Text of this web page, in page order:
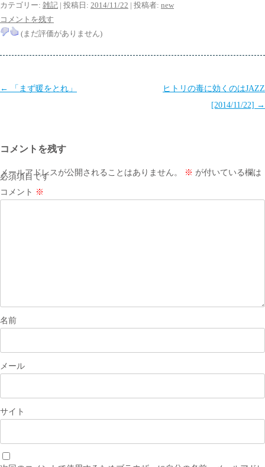
カテゴリー: 雑記 | 投稿日: 2014/11/22 | 投稿者: new
コメントを残す
(まだ評価がありません)
投
ゲ
ー
シ
← 「まず暖をとれ」
ヒトリの毒に効くのはJAZZ
[2014/11/22] →
コメントを残す
メールアドレスが公開されることはありません。 ※ が付いている欄は
必須項目です
コメント ※
名前
メール
サイト